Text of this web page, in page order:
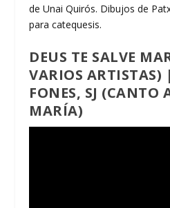
de Unai Quirós. Dibujos de
para catequesis.
DEUS TE SALVE
VARIOS ARTISTAS)
FONES, SJ (CANTO
MARÍA)